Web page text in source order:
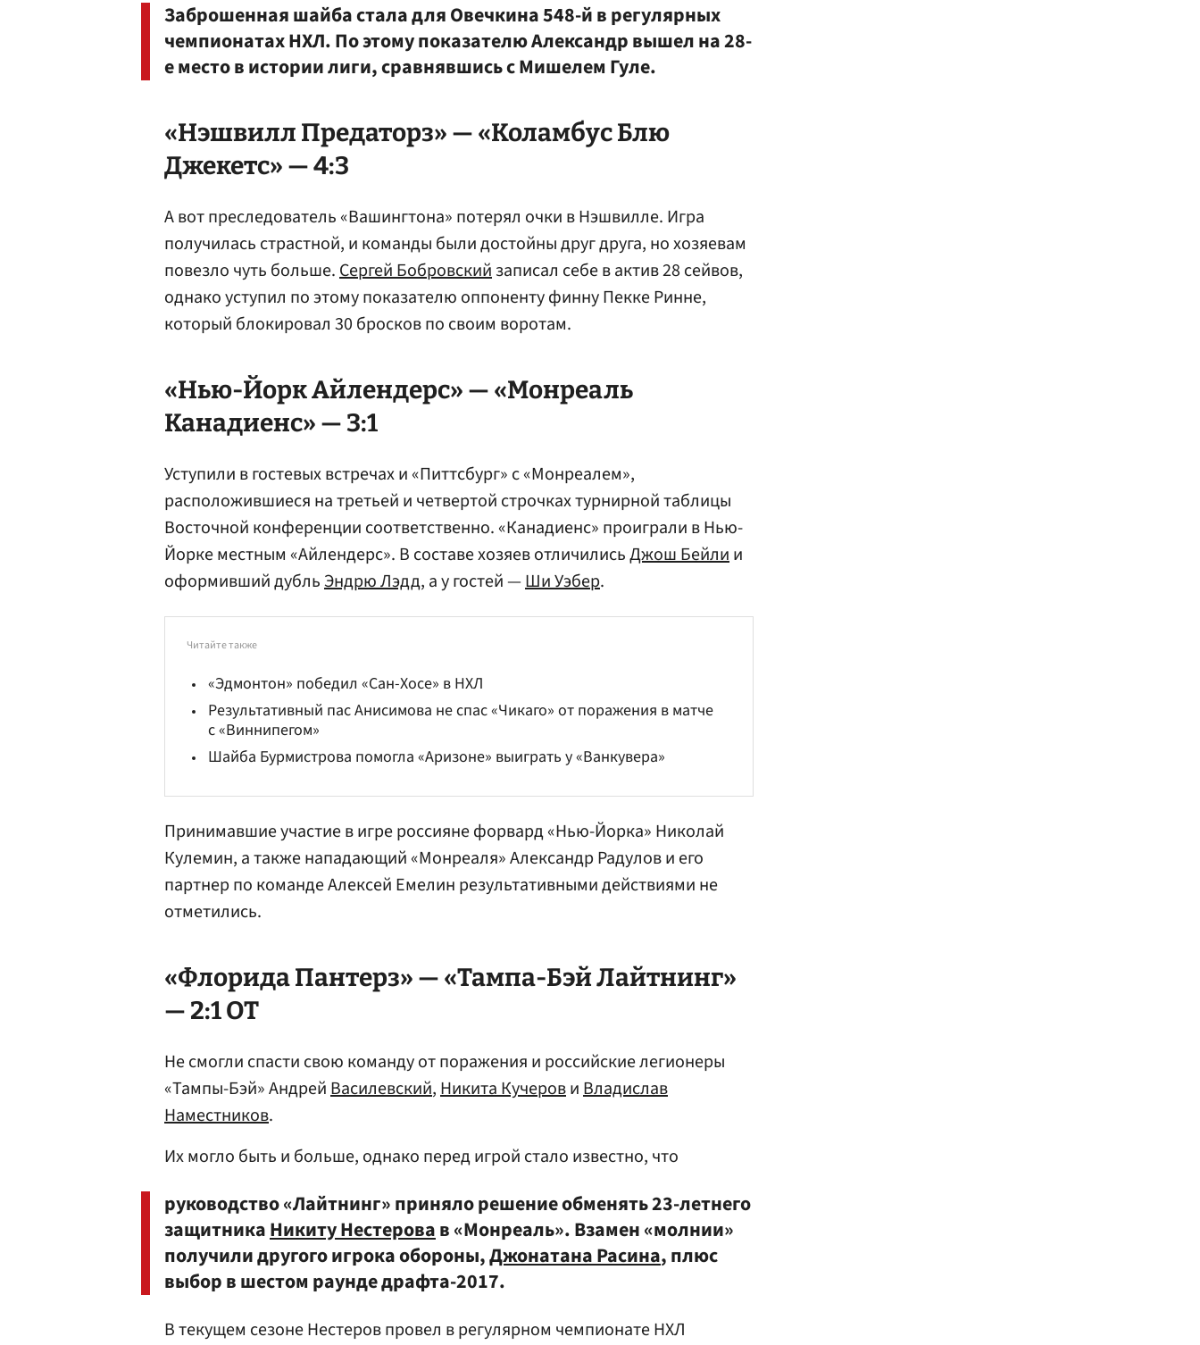
Заброшенная шайба стала для Овечкина 548-й в регулярных
чемпионатах НХЛ. По этому показателю Александр вышел на 28-
е место в истории лиги, сравнявшись с Мишелем Гуле.
«Нэшвилл Предаторз» — «Коламбус Блю
Джекетс» — 4:3
А вот преследователь «Вашингтона» потерял очки в Нэшвилле. Игра
получилась страстной, и команды были достойны друг друга, но хозяевам
повезло чуть больше.Сергей Бобровскийзаписал себе в актив 28 сейвов,
однако уступил по этому показателю оппоненту финну Пекке Ринне,
который блокировал 30 бросков по своим воротам.
«Нью-Йорк Айлендерс» — «Монреаль
Канадиенс» — 3:1
Уступили в гостевых встречах и «Питтсбург» с «Монреалем»,
расположившиеся на третьей и четвертой строчках турнирной таблицы
Восточной конференции соответственно. «Канадиенс» проиграли в Нью-
Йорке местным «Айлендерс». В составе хозяев отличилисьДжош Бейлии
оформивший дубльЭндрю Лэдд, а у гостей —Ши Уэбер.
Читайте также
«Эдмонтон» победил «Сан-Хосе» в НХЛ
Результативный пас Анисимова не спас «Чикаго» от поражения в матче
с «Виннипегом»
Шайба Бурмистрова помогла «Аризоне» выиграть у «Ванкувера»
Принимавшие участие в игре россияне форвард «Нью-Йорка» Николай
Кулемин, а также нападающий «Монреаля»Александр Радулови его
партнер по командеАлексей Емелин результативными действиями не
отметились.
«Флорида Пантерз» — «Тампа-Бэй Лайтнинг»
— 2:1 ОТ
Не смогли спасти свою команду от поражения и российские легионеры
«Тампы-Бэй» АндрейВасилевский,Никита КучеровиВладислав
Наместников.
Их могло быть и больше, однако перед игрой стало известно, что
руководство «Лайтнинг» приняло решение обменять 23-летнего
защитникаНикиту Нестеровав «Монреаль». Взамен «молнии»
получили другого игрока обороны,Джонатана Расина, плюс
выбор в шестом раунде драфта-2017.
В текущем сезоне Нестеров провел в регулярном чемпионате НХЛ